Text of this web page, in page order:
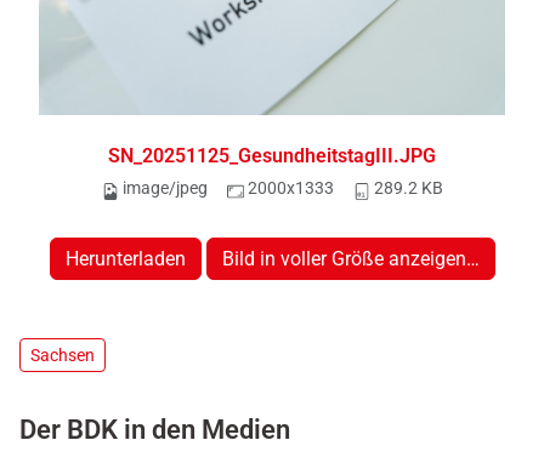
SN_20251125_GesundheitstagIII.JPG
image/jpeg 2000x1333 289.2 KB
Herunterladen Bild in voller Größe anzeigen…
Sachsen
Der BDK in den Medien